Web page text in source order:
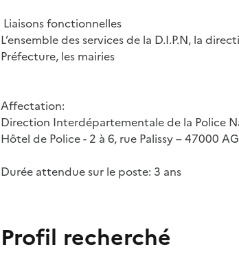
Liaisons fonctionnelles
L’ensemble des services de la D.I.P.N, la
Préfecture, les mairies
Affectation:
Direction Interdépartementale de la Police
Hôtel de Police - 2 à 6, rue Palissy – 47000
Durée attendue sur le poste: 3 ans
Profil recherché